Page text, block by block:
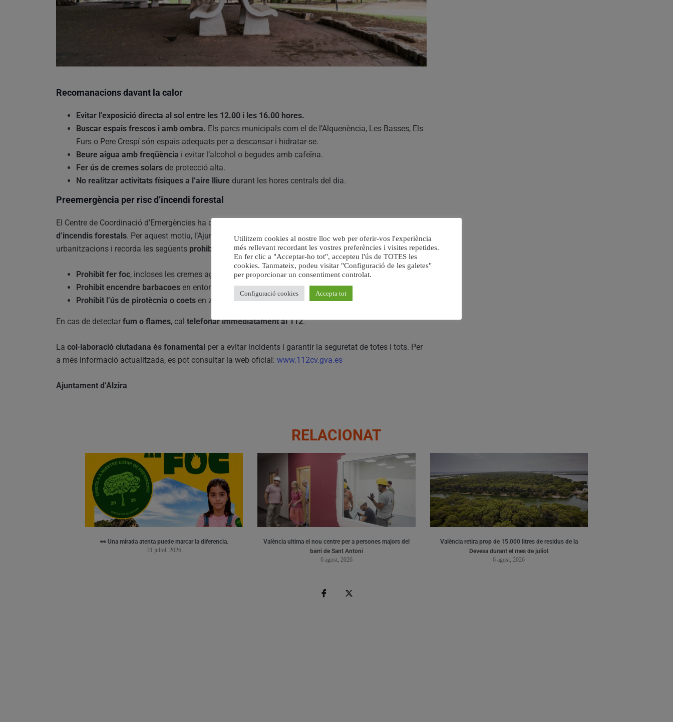
Recomanacions davant la calor
Evitar l’exposició directa al sol entre les 12.00 i les 16.00 hores.
Buscar espais frescos i amb ombra. Els parcs municipals com el de l’Alquenència, Les Basses, Els
Furs o Pere Crespí són espais adequats per a descansar i hidratar-se.
Beure aigua amb freqüència i evitar l’alcohol o begudes amb cafeïna.
Fer ús de cremes solars de protecció alta.
No realitzar activitats físiques a l’aire lliure durant les hores centrals del dia.
Preemergència per risc d’incendi forestal
El Centre de Coordinació d’Emergències ha decretat el
d’incendis forestals. Per aquest motiu, l’Ajuntament reforça la vigilància en zones forestals i
urbanitzacions i recorda les següents prohibicions :
Prohibit fer foc, incloses les cremes agrícoles, encara que estiguen autoritzades.
Prohibit encendre barbacoes en entorns forestals.
Prohibit l’ús de pirotècnia o coets en zones de muntanya.
En cas de detectar fum o flames, cal telefonar immediatament al 112.
La col·laboració ciutadana és fonamental per a evitar incidents i garantir la seguretat de totes i tots. Per
a més informació actualitzada, es pot consultar la web oficial: www.112cv.gva.es
Ajuntament d’Alzira
RELACIONAT
👀 Una mirada atenta puede marcar la diferencia.
31 juliol, 2026
València ultima el nou centre per a persones majors del
barri de Sant Antoni
6 agost, 2026
València retira prop de 15.000 litres de residus de la
Devesa durant el mes de juliol
6 agost, 2026
Utilitzem cookies al nostre lloc web per oferir-vos l'experiència
més rellevant recordant les vostres preferències i visites repetides.
En fer clic a "Acceptar-ho tot", accepteu l'ús de TOTES les
cookies. Tanmateix, podeu visitar "Configuració de les galetes"
per proporcionar un consentiment controlat.
Configuració cookies Accepta tot